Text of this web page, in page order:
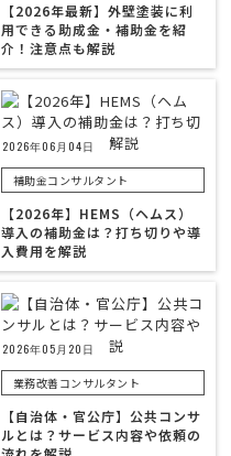
【2026年最新】外壁塗装に利
用できる助成金・補助金を紹
介！注意点も解説
2026年06月04日
補助金コンサルタント
【2026年】HEMS（ヘムス）
導入の補助金は？打ち切りや導
入費用を解説
2026年05月20日
業務改善コンサルタント
【自治体・官公庁】公共コンサ
ルとは？サービス内容や依頼の